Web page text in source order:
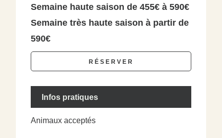
Semaine haute saison de 455€ à 590€
Semaine très haute saison à partir de
590€
RÉSERVER
Infos pratiques
Animaux acceptés